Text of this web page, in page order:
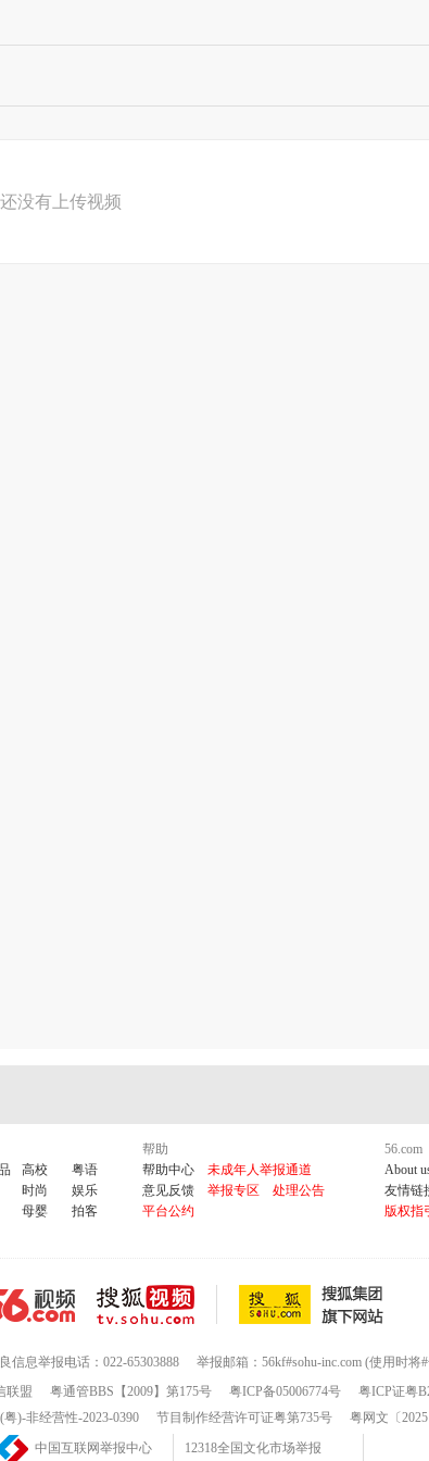
还没有上传视频
高校
粤语
时尚
娱乐
母婴 拍客
帮助
帮助中心
未成年人举报通道
意见反馈
举报专区
处理公告
平台公约
56.com
About
友情链
版权指引
信息举报电话：022-65303888
举报邮箱：56kf#sohu-inc.com (使用时将
联盟 粤通管BBS【2009】第175号 粤ICP备05006774号 粤ICP证粤
)-非经营性-2023-0390
节目制作经营许可证粤第735号 粤网文〔
中国互联网举报中心 12318全国文化市场举报